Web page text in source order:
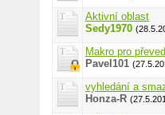
Aktivní oblast
Sedy1970
Makro pro
Pavel101
vyhledání a
Honza-R